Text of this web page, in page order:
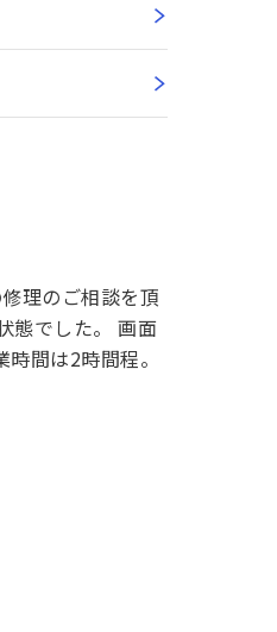
理のご相談を頂
態でした。 画面
間は2時間程。